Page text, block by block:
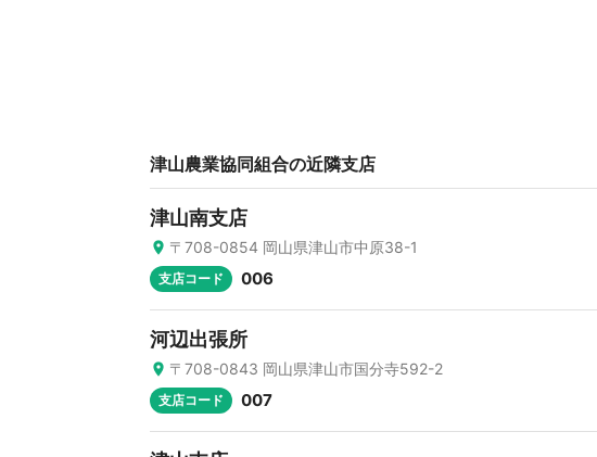
津山農業協同組合の近隣支店
津山南支店
〒708-0854 岡山県津山市中原38-1
支店コード 006
河辺出張所
〒708-0843 岡山県津山市国分寺592-2
支店コード 007